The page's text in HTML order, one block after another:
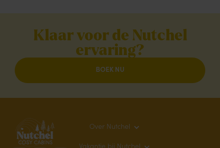
Klaar voor de Nutchel
ervaring?
BOEK NU
Over Nutchel